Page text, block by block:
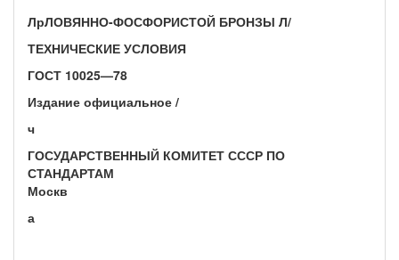
ЛрЛОВЯННО-ФОСФОРИСТОЙ БРОНЗЫ Л/
ТЕХНИЧЕСКИЕ УСЛОВИЯ
ГОСТ 10025—78
Издание официальное /
ч
ГОСУДАРСТВЕННЫЙ КОМИТЕТ СССР ПО
СТАНДАРТАМ
Москв
а